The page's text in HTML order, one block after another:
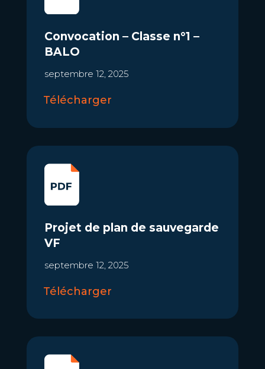
Convocation – Classe n°1 –
BALO
septembre 12, 2025
Télécharger
Projet de plan de sauvegarde
VF
septembre 12, 2025
Télécharger